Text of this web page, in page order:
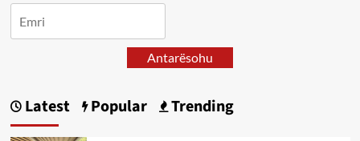
Antarësohu
Latest Popular Trending